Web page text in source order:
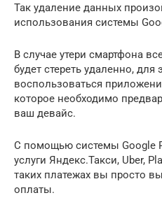
Так удаление данных
использования системы
В случае утери смартфона
будет стереть удаленно, для
воспользоваться
которое необходимо
ваш девайс.
С помощью системы Google
услуги Яндекс.Такси, Uber,
таких платежах вы просто
оплаты.